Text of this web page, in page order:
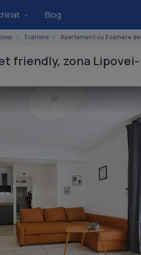
Blog
3 camere Apartament cu 3 camere
friendly, zona Lipovei-